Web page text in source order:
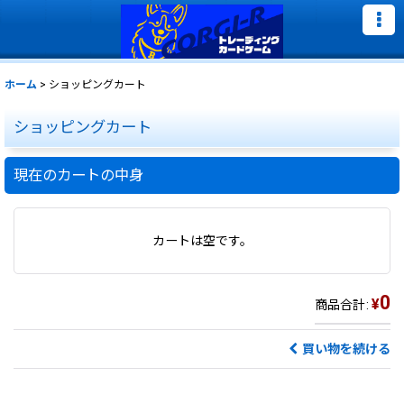
ホーム > ショッピングカート
ショッピングカート
現在のカートの中身
カートは空です。
商品合計: ¥0
買い物を続ける